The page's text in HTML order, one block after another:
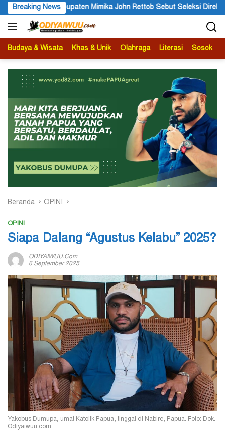
Langsung
ke
konten
Breaking News
Sebut Seleksi Direksi PT MAS Wajib Lewat Mekanisme RUPS
Budaya & Wisata Khas & Unik Olahraga Literasi Sosok
Beranda OPINI
OPINI
Siapa Dalang “Agustus Kelabu” 2025?
ODIYAIWUU.com
6 September 2025
Yakobus Dumupa, umat Katolik Papua, tinggal di Nabire, Papua. Foto: Dok.
Odiyaiwuu.com